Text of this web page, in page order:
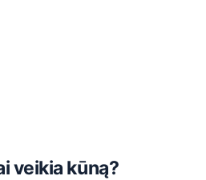
veikia kūną?